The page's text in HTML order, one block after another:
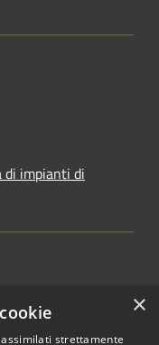
di impianti di
×
strettamente